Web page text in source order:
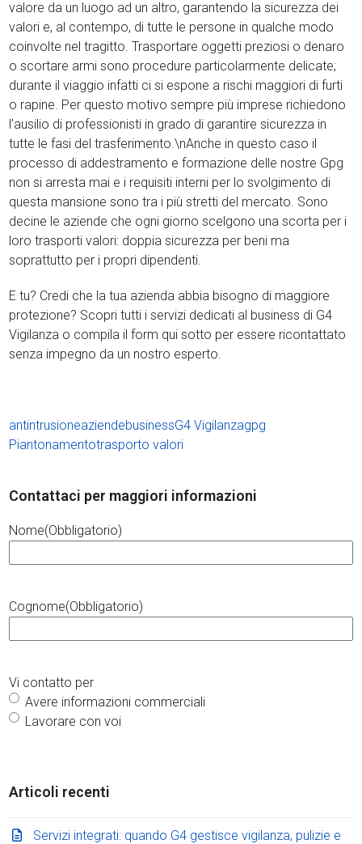
valore da un luogo ad un altro, garantendo la sicurezza dei
valori e, al contempo, di tutte le persone in qualche modo
coinvolte nel tragitto. Trasportare oggetti preziosi o denaro
o scortare armi sono procedure particolarmente delicate;
durante il viaggio infatti ci si espone a rischi maggiori di furti
o rapine. Per questo motivo sempre più imprese richiedono
l’ausilio di professionisti in grado di garantire sicurezza in
tutte le fasi del trasferimento.\nAnche in questo caso il
processo di addestramento e formazione delle nostre Gpg
non si arresta mai e i requisiti interni per lo svolgimento di
questa mansione sono tra i più stretti del mercato. Sono
decine le aziende che ogni giorno scelgono una scorta per i
loro trasporti valori: doppia sicurezza per beni ma
soprattutto per i propri dipendenti.
E tu? Credi che la tua azienda abbia bisogno di maggiore
protezione? Scopri tutti i servizi dedicati al business di G4
Vigilanza o compila il form qui sotto per essere ricontattato
senza impegno da un nostro esperto.
antintrusioneaziendebusinessG4 Vigilanzagpg
Piantonamentotrasporto valori
Contattaci per maggiori informazioni
Nome(Obbligatorio)
Cognome(Obbligatorio)
Vi contatto per
Avere informazioni commerciali
Lavorare con voi
Articoli recenti
Servizi integrati: quando G4 gestisce vigilanza, pulizie e